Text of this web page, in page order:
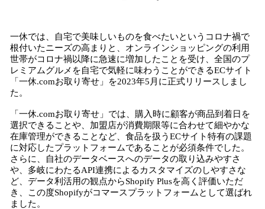
一休では、自宅で美味しいものを食べたいというコロナ禍で
根付いたニーズの高まりと、オンラインショッピングの利用
世帯がコロナ禍以降に急速に増加したことを受け、全国のプ
レミアムグルメを自宅で気軽に味わうことができるECサイト
「一休.comお取り寄せ」を2023年5月に正式リリースしまし
た。
「一休.comお取り寄せ」では、購入時に顧客が商品到着日を
選択できることや、加盟店が消費期限等に合わせて細やかな
在庫管理ができることなど、食品を扱うECサイト特有の課題
に対応したプラットフォームであることが必須条件でした。
さらに、自社のデータベースへのデータの取り込みやすさ
や、多岐にわたるAPI連携によるカスタマイズのしやすさな
ど、データ利活用の観点からShopify Plusを高く評価いただ
き、この度Shopifyがコマースプラットフォームとして選ばれ
ました。